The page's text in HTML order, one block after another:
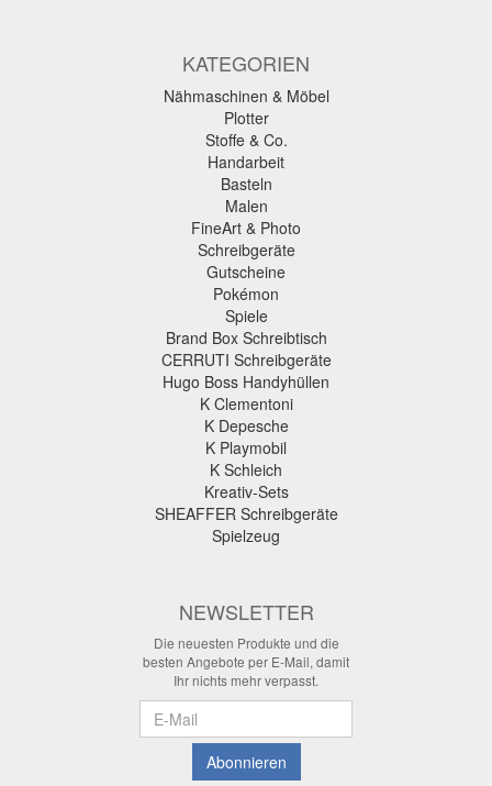
KATEGORIEN
Nähmaschinen & Möbel
Plotter
Stoffe & Co.
Handarbeit
Basteln
Malen
FineArt & Photo
Schreibgeräte
Gutscheine
Pokémon
Spiele
Brand Box Schreibtisch
CERRUTI Schreibgeräte
Hugo Boss Handyhüllen
K Clementoni
K Depesche
K Playmobil
K Schleich
Kreativ-Sets
SHEAFFER Schreibgeräte
Spielzeug
NEWSLETTER
Die neuesten Produkte und die
besten Angebote per E-Mail, damit
Ihr nichts mehr verpasst.
Abonnieren